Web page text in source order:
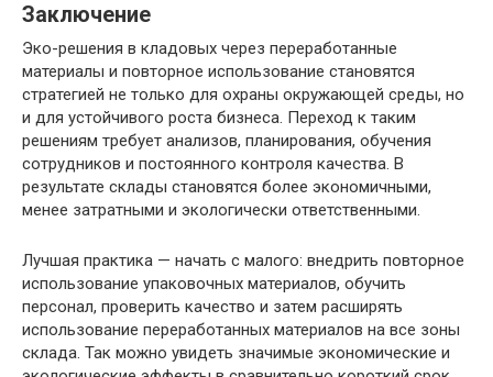
Заключение
Эко-решения в кладовых через переработанные
материалы и повторное использование становятся
стратегией не только для охраны окружающей среды, но
и для устойчивого роста бизнеса. Переход к таким
решениям требует анализов, планирования, обучения
сотрудников и постоянного контроля качества. В
результате склады становятся более экономичными,
менее затратными и экологически ответственными.
Лучшая практика — начать с малого: внедрить повторное
использование упаковочных материалов, обучить
персонал, проверить качество и затем расширять
использование переработанных материалов на все зоны
склада. Так можно увидеть значимые экономические и